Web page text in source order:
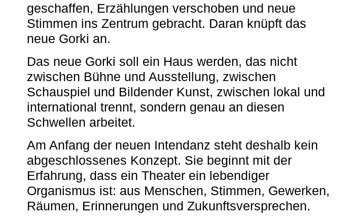
geschaffen, Erzählungen verschoben und neue
Stimmen ins Zentrum gebracht. Daran knüpft das
neue Gorki an.
Das neue Gorki soll ein Haus werden, das nicht
zwischen Bühne und Ausstellung, zwischen
Schauspiel und Bildender Kunst, zwischen lokal und
international trennt, sondern genau an diesen
Schwellen arbeitet.
Am Anfang der neuen Intendanz steht deshalb kein
abgeschlossenes Konzept. Sie beginnt mit der
Erfahrung, dass ein Theater ein lebendiger
Organismus ist: aus Menschen, Stimmen, Gewerken,
Räumen, Erinnerungen und Zukunftsversprechen.